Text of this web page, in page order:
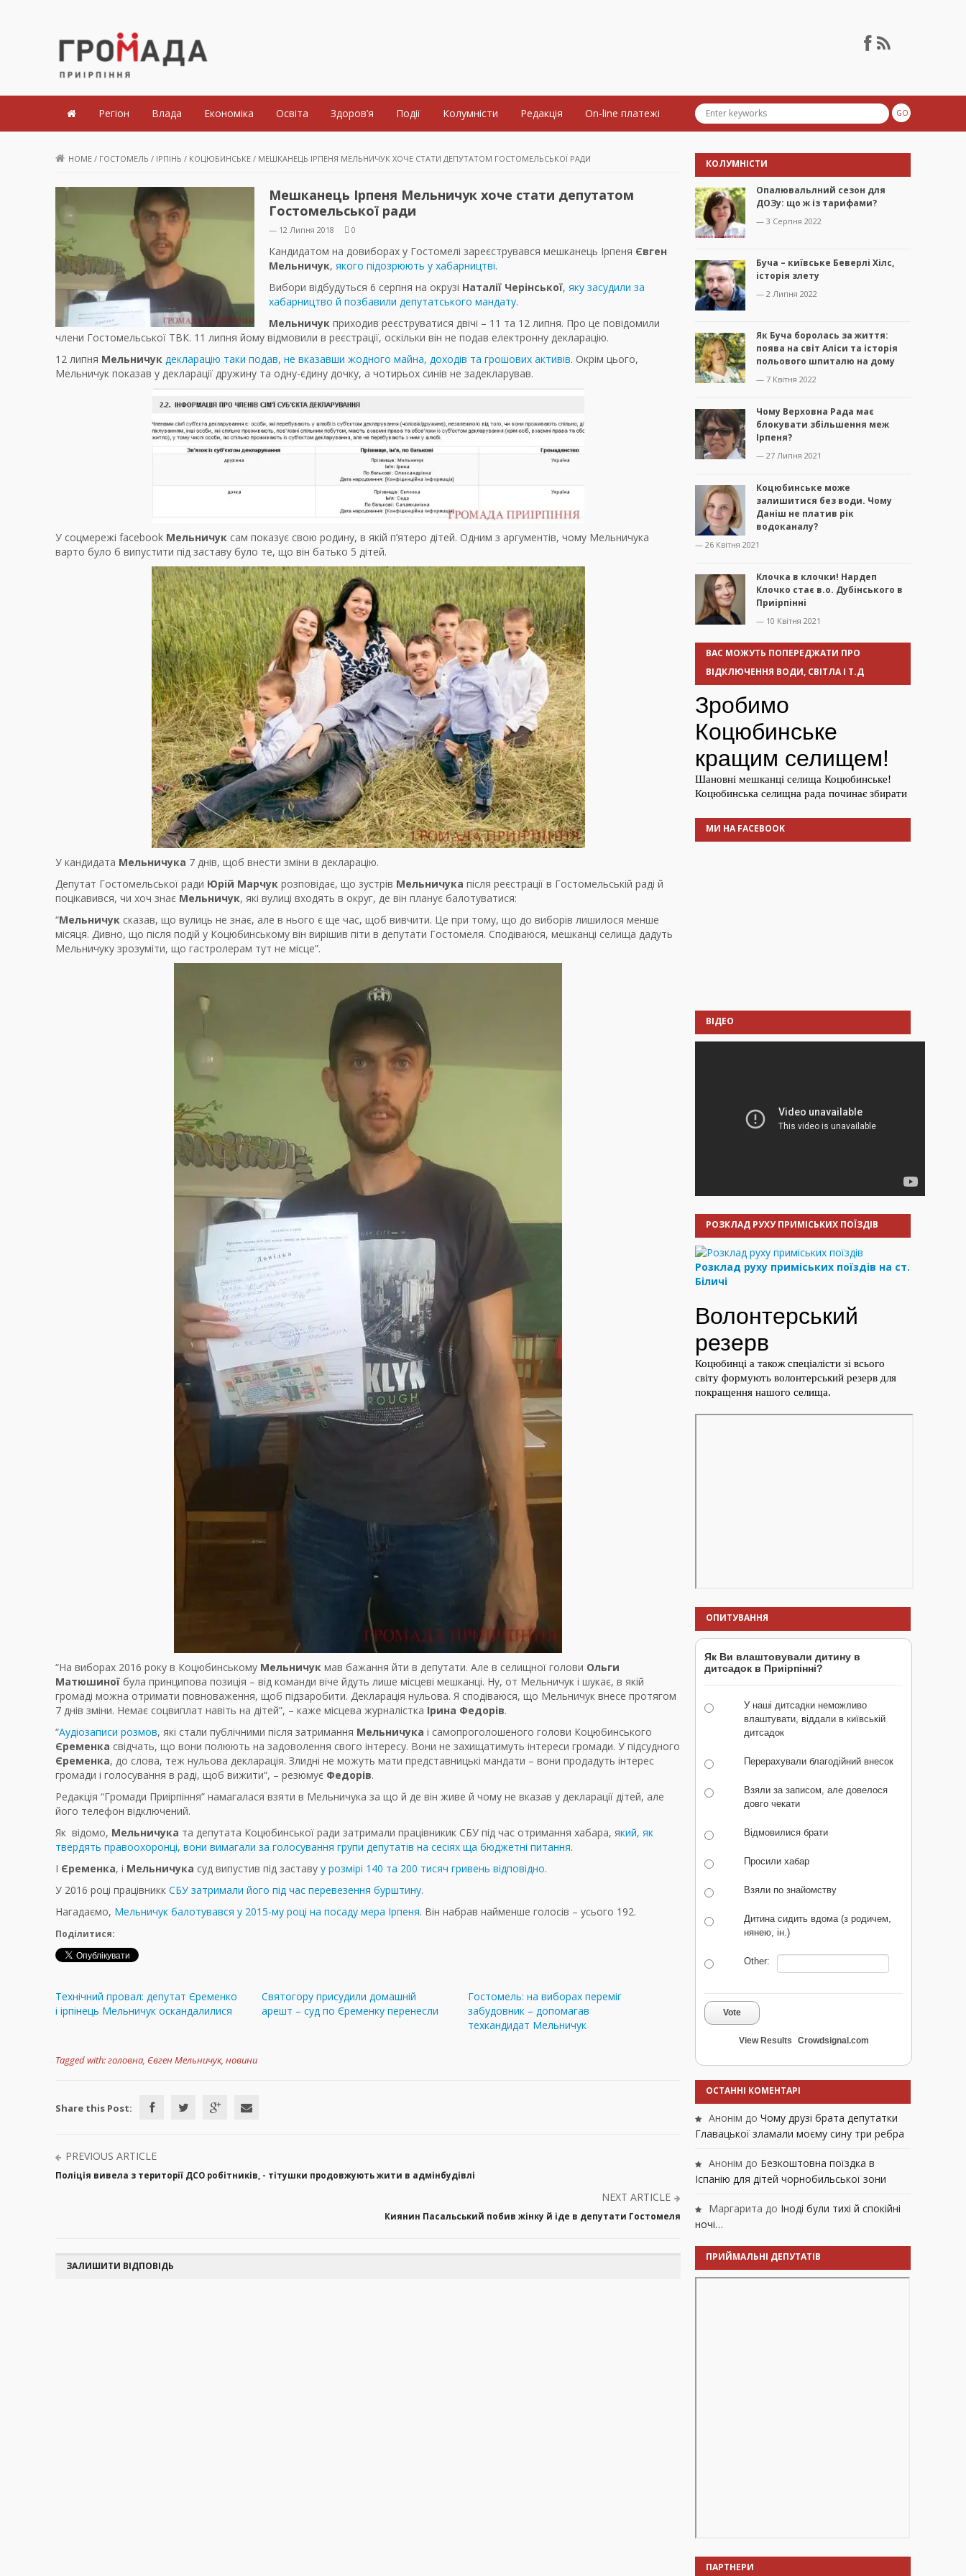
Громада Приірпіння
Регіон Влада Економіка Освіта Здоров’я Події Колумністи Редакція On-line платежі
HOME / ГОСТОМЕЛЬ / ІРПІНЬ / КОЦЮБИНСЬКЕ / МЕШКАНЕЦЬ ІРПЕНЯ МЕЛЬНИЧУК ХОЧЕ СТАТИ ДЕПУТАТОМ ГОСТОМЕЛЬСЬКОЇ РАДИ
Мешканець Ірпеня Мельничук хоче стати депутатом
Гостомельської ради
— 12 Липня 2018 0
Кандидатом на довиборах у Гостомелі зареєструвався мешканець Ірпеня Євген
Мельничук, якого підозрюють у хабарництві.
Вибори відбудуться 6 серпня на окрузі Наталії Черінської, яку засудили за
хабарництво й позбавили депутатського мандату.
Мельничук приходив реєструватися двічі – 11 та 12 липня. Про це повідомили
члени Гостомельської ТВК. 11 липня йому відмовили в реєстрації, оскільки він не подав електронну декларацію.
12 липня Мельничук декларацію таки подав, не вказавши жодного майна, доходів та грошових активів. Окрім цього,
Мельничук показав у декларації дружину та одну-єдину дочку, а чотирьох синів не задекларував.
У соцмережі facebook Мельничук сам показує свою родину, в якій п’ятеро дітей. Одним з аргументів, чому Мельничука
варто було б випустити під заставу було те, що він батько 5 дітей.
У кандидата Мельничука 7 днів, щоб внести зміни в декларацію.
Депутат Гостомельської ради Юрій Марчук розповідає, що зустрів Мельничука після реєстрації в Гостомельській раді й
поцікавився, чи хоч знає Мельничук, які вулиці входять в округ, де він планує балотуватися:
“Мельничук сказав, що вулиць не знає, але в нього є ще час, щоб вивчити. Це при тому, що до виборів лишилося менше
місяця. Дивно, що після подій у Коцюбинському він вирішив піти в депутати Гостомеля. Сподіваюся, мешканці селища дадуть
Мельничуку зрозуміти, що гастролерам тут не місце”.
“На виборах 2016 року в Коцюбинському Мельничук мав бажання йти в депутати. Але в селищної голови Ольги
Матюшиної була принципова позиція – від команди віче йдуть лише місцеві мешканці. Ну, от Мельничук і шукає, в якій
громаді можна отримати повноваження, щоб підзаробити. Декларація нульова. Я сподіваюся, що Мельничук внесе протягом
7 днів зміни. Немає соцвиплат навіть на дітей”, – каже місцева журналістка Ірина Федорів.
“Аудіозаписи розмов, які стали публічними після затримання Мельничука і самопроголошеного голови Коцюбинського
Єременка свідчать, що вони полюють на задоволення свого інтересу. Вони не захищатимуть інтереси громади. У підсудного
Єременка, до слова, теж нульова декларація. Злидні не можуть мати представницькі мандати – вони продадуть інтерес
громади і голосування в раді, щоб вижити”, – резюмує Федорів.
Редакція “Громади Приірпіння” намагалася взяти в Мельничука за що й де він живе й чому не вказав у декларації дітей, але
його телефон відключений.
Як відомо, Мельничука та депутата Коцюбинської ради затримали працівникик СБУ під час отримання хабара, який, як
твердять правоохоронці, вони вимагали за голосування групи депутатів на сесіях ща бюджетні питання.
І Єременка, і Мельничука суд випустив під заставу у розмірі 140 та 200 тисяч гривень відповідно.
У 2016 році працівникк СБУ затримали його під час перевезення бурштину.
Нагадаємо, Мельничук балотувався у 2015-му році на посаду мера Ірпеня. Він набрав найменше голосів – усього 192.
Поділитися:
Технічний провал: депутат Єременко
і ірпінець Мельничук оскандалилися
Святогору присудили домашній
арешт – суд по Єременку перенесли
Гостомель: на виборах переміг
забудовник – допомагав
техкандидат Мельничук
Tagged with:головна, Євген Мельничук, новини
Share this Post:
PREVIOUS ARTICLE
Поліція вивела з території ДСО робітників, - тітушки продовжують жити в адмінбудівлі
NEXT ARTICLE
Киянин Пасальський побив жінку й іде в депутати Гостомеля
ЗАЛИШИТИ ВІДПОВІДЬ
КОЛУМНІСТИ
Опалювальлний сезон для
ДОЗу: що ж із тарифами?
— 3 Серпня 2022
Буча – київське Беверлі Хілс,
історія злету
— 2 Липня 2022
Як Буча боролась за життя:
поява на світ Аліси та історія
польового шпиталю на дому
— 7 Квітня 2022
Чому Верховна Рада має
блокувати збільшення меж
Ірпеня?
— 27 Липня 2021
Коцюбинське може
залишитися без води. Чому
Даніш не платив рік
водоканалу?
— 26 Квітня 2021
Клочка в клочки! Нардеп
Клочко стає в.о. Дубінського в
Приірпінні
— 10 Квітня 2021
ВАС МОЖУТЬ ПОПЕРЕДЖАТИ ПРО
ВІДКЛЮЧЕННЯ ВОДИ, СВІТЛА І Т.Д
МИ НА FACEBOOK
ВІДЕО
РОЗКЛАД РУХУ ПРИМІСЬКИХ ПОЇЗДІВ
Розклад руху приміських поїздів на ст.
Біличі
ОПИТУВАННЯ
Як Ви влаштовували дитину в
дитсадок в Приірпінні?
У наші дитсадки неможливо
влаштувати, віддали в київській
дитсадок
Перерахували благодійний внесок
Взяли за записом, але довелося
довго чекати
Відмовилися брати
Просили хабар
Взяли по знайомству
Дитина сидить вдома (з родичем,
нянею, ін.)
Other:
Vote
View Results Crowdsignal.com
ОСТАННІ КОМЕНТАРІ
Анонім до Чому друзі брата депутатки
Главацької зламали моєму сину три ребра
Анонім до Безкоштовна поїздка в
Іспанію для дітей чорнобильської зони
Маргарита до Іноді були тихі й спокійні
ночі…
ПРИЙМАЛЬНІ ДЕПУТАТІВ
ПАРТНЕРИ